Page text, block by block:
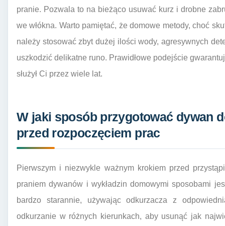
pranie. Pozwala to na bieżąco usuwać kurz i drobne
we włókna. Warto pamiętać, że domowe metody, choć
należy stosować zbyt dużej ilości wody, agresywnych
uszkodzić delikatne runo. Prawidłowe podejście
służył Ci przez wiele lat.
W jaki sposób przygotować dywan
przed rozpoczęciem prac
Pierwszym i niezwykle ważnym krokiem przed
praniem dywanów i wykładzin domowymi sposobami
bardzo starannie, używając odkurzacza z
odkurzanie w różnych kierunkach, aby usunąć jak